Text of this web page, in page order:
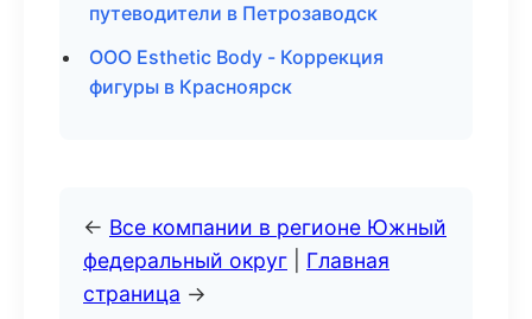
путеводители в Петрозаводск
ООО Esthetic Body - Коррекция
фигуры в Красноярск
← Все компании в регионе Южный
федеральный округ
Главная
страница →